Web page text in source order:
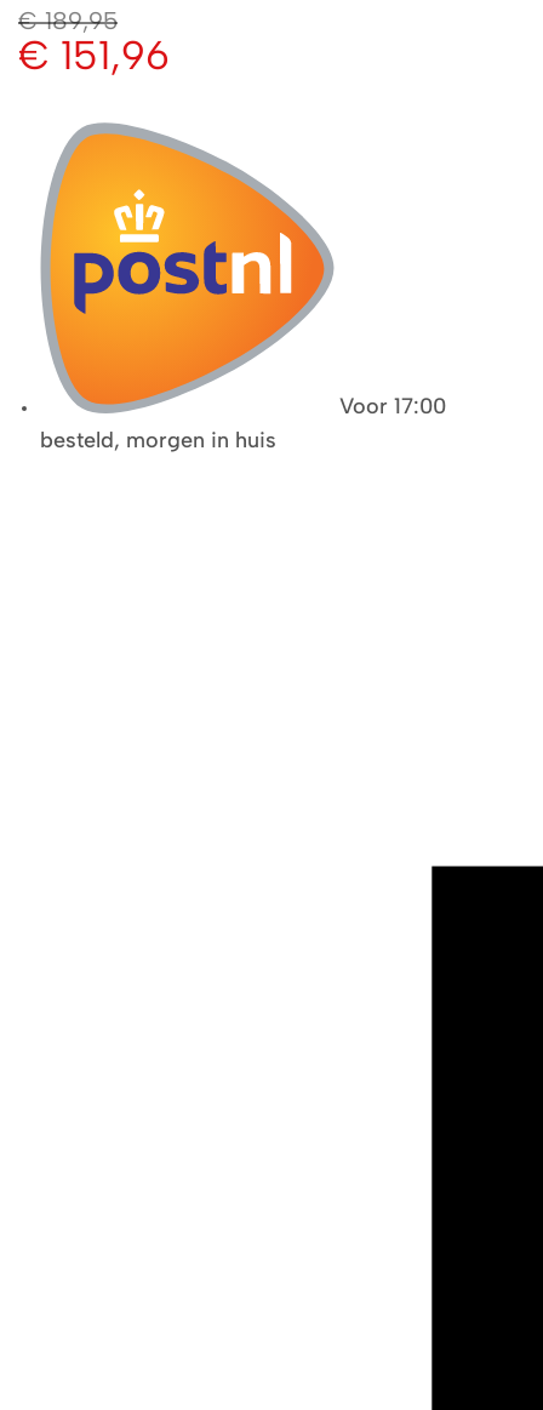
€189,95
€ 151,96
Voor 17:00
besteld, morgen in huis